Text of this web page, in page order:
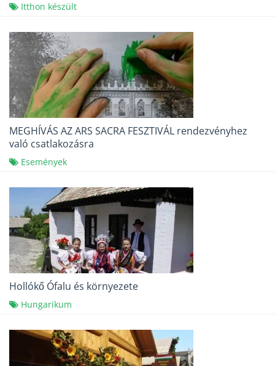
Itthon készült
MEGHÍVÁS AZ ARS SACRA FESZTIVÁL rendezvényhez
való csatlakozásra
Események
Hollókő Ófalu és környezete
Hungarikum